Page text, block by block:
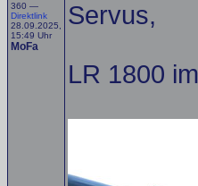
360 —
Direktlink
28.09.2025,
15:49 Uhr
MoFa
Servus,
LR 1800